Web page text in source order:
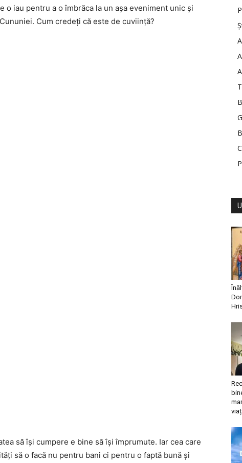
iau pentru a o îmbrăca la un aşa eveniment unic şi
Cum credeţi că este de cuviinţă?
să își cumpere e bine să își împrumute. Iar cea care
să o facă nu pentru bani ci pentru o faptă bună și